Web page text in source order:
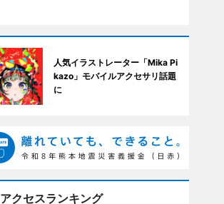
人気イラストレーター「Mika Pi
kazo」モバイルアクセサリ話題
に
アクセスランキング